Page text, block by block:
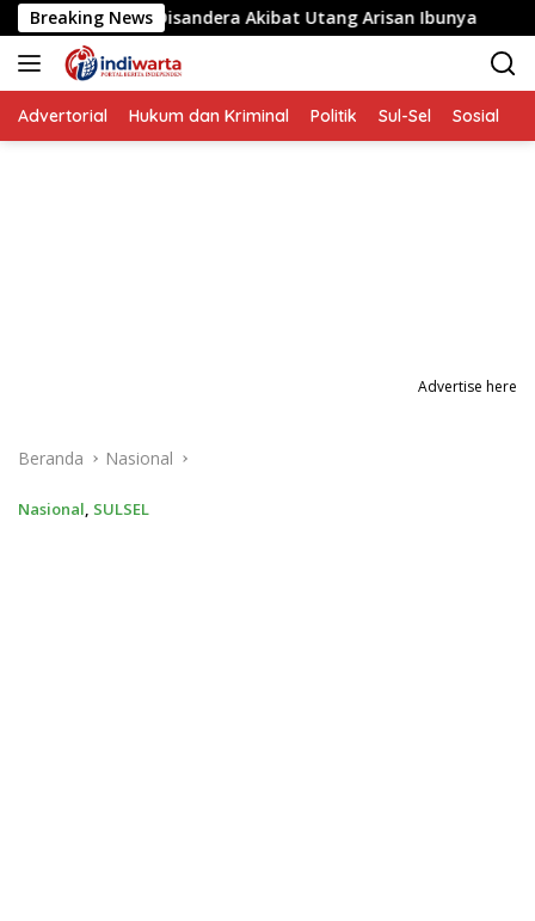
Langsung
ke
konten
Breaking News
yang Disandera Akibat Utang Arisan Ibunya
Advertorial Hukum dan Kriminal Politik Sul-Sel Sosial
Advertise here
Beranda Nasional
Nasional, SULSEL